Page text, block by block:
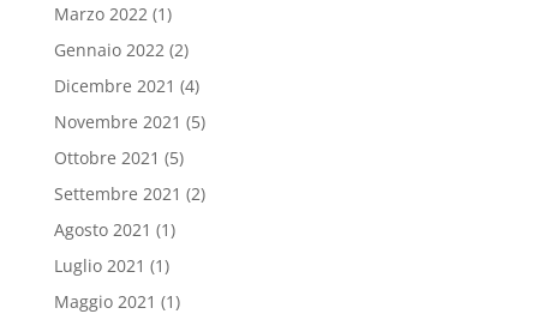
Marzo 2022(1)
Gennaio 2022(2)
Dicembre 2021 (4)
Novembre 2021 (5)
Ottobre 2021 (5)
Settembre 2021 (2)
Agosto 2021 (1)
Luglio 2021 (1)
Maggio 2021 (1)